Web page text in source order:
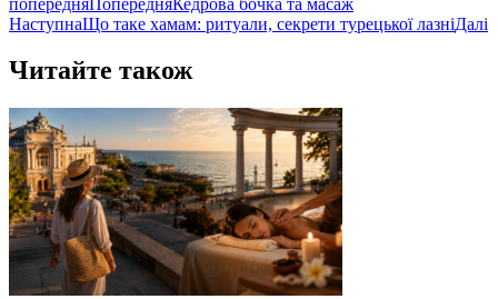
НаступнаЩо таке хамам: ритуали, секрети турецької лазніДалі
Читайте також